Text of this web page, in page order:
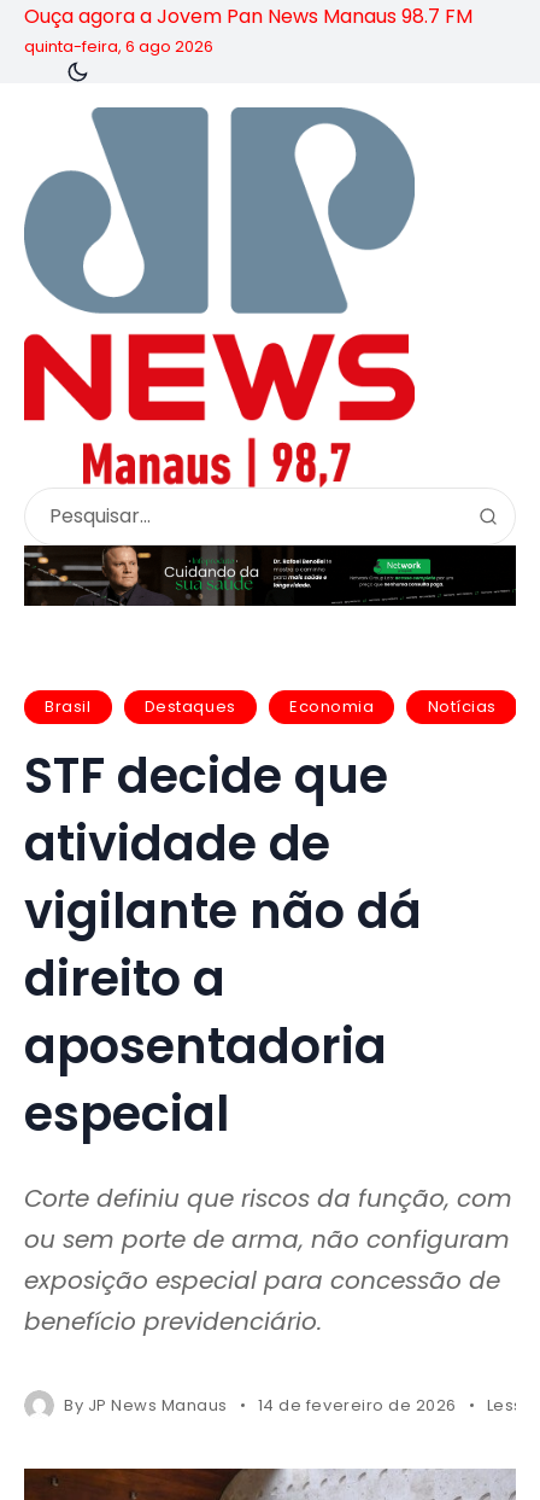
Ouça agora a Jovem Pan News Manaus 98.7 FM
quinta-feira, 6 ago 2026
Brasil Destaques Economia Notícias
STF decide que
atividade de
vigilante não dá
direito a
aposentadoria
especial
Corte definiu que riscos da função, com
ou sem porte de arma, não configuram
exposição especial para concessão de
benefício previdenciário.
By JP News Manaus 14 de fevereiro de 2026 Less